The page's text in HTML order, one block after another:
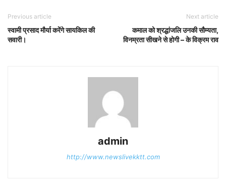
Previous article
स्वामी प्रसाद मौर्या करेंगे सायकिल की
सवारी।
Next article
कमाल को श्रद्धांजलि उनकी सौम्यता,
विनम्रता सीखने से होगी – के विक्रम राव
admin
http://www.newslivekktt.com